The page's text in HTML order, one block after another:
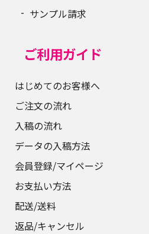
サンプル請求
ご利用ガイド
はじめてのお客様へ
ご注文の流れ
入稿の流れ
データの入稿方法
会員登録/マイページ
お支払い方法
配送/送料
返品/キャンセル